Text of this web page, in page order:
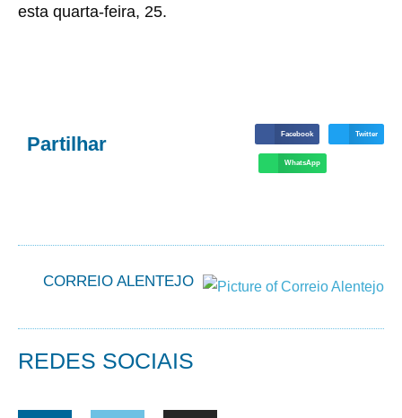
esta quarta-feira, 25.
Partilhar Facebook Twitter
WhatsApp
CORREIO ALENTEJO
REDES SOCIAIS